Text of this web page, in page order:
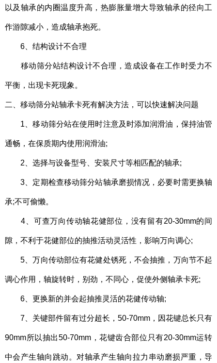
以及轴承的内圈温度升高，热膨胀量增大导致轴承的径向工
作游隙减小，造成轴承抱死。
6、结构设计不合理
移动筛分站结构设计不合理，造成设备在工作时受力不
平衡，出现卡死现象。
二、 移动筛分站轴承卡死有解决方法，可以快速解决问题
1、移动筛分站在使用时注意及时添加润滑油，保持油管
通畅，在保质期内使用润滑油;
2、选择与设备型号、安装尺寸等相匹配的轴承;
3、定期检查移动筛分站轴承磨损情况，必要时需更换轴
承;不可偷懒。
4、可查万向传动轴花健部位，没有留有20-30mm的间
隙，不利于花健部位的抽推活动灵活性，影响万向调心;
5、万向传动部位有花健处锈死，不会抽推，万向节不起
调心作用，轴旋转时，别劲，不同心，促使外侧轴承卡死;
6、更换新的并会起抽推灵活的花健传动轴;
7、关键部件留有过分超长，50-70mm，因花键总长只有
90mm所以抽出50-70mm，花键齿合部位只有20-30mm运转
中会产生轴向跳动。对轴承产生轴向拉力串动磨损严重，导